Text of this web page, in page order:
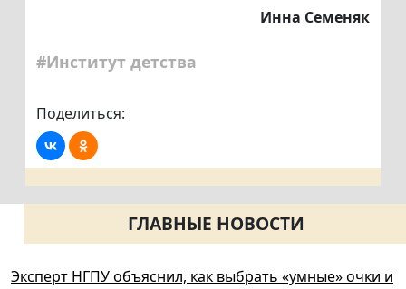
Инна Семеняк
#Институт детства
Поделиться:
ГЛАВНЫЕ НОВОСТИ
Эксперт НГПУ объяснил, как выбрать «умные» очки и